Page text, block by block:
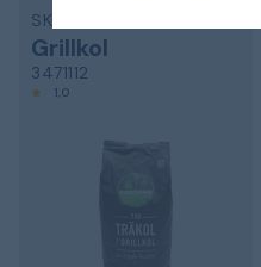
SKOGENS
Grillkol
3471112
1,0